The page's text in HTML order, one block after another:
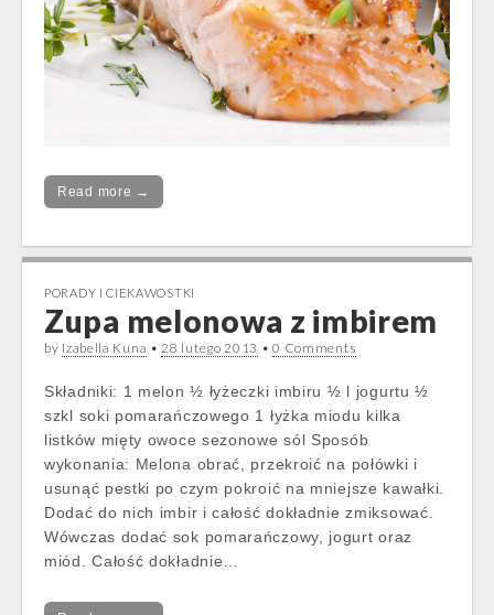
Read more →
PORADY I CIEKAWOSTKI
Zupa melonowa z imbirem
by Izabella Kuna • 28 lutego 2013 •0 Comments
Składniki: 1 melon ½ łyżeczki imbiru ½ l jogurtu ½
szkl soki pomarańczowego 1 łyżka miodu kilka
listków mięty owoce sezonowe sól Sposób
wykonania: Melona obrać, przekroić na połówki i
usunąć pestki po czym pokroić na mniejsze kawałki.
Dodać do nich imbir i całość dokładnie zmiksować.
Wówczas dodać sok pomarańczowy, jogurt oraz
miód. Całość dokładnie…